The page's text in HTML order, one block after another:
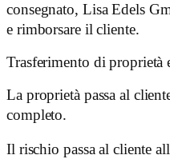
consegnato, Lisa Edels
e rimborsare il cliente.
Trasferimento di proprietà
La proprietà passa al
completo.
Il rischio passa al cliente